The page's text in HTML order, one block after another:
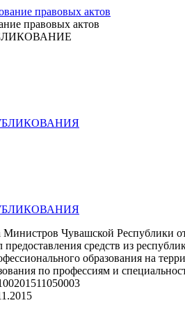
правовых актов
Министров Чувашской Республики
средств из
образования на
по профессиям и